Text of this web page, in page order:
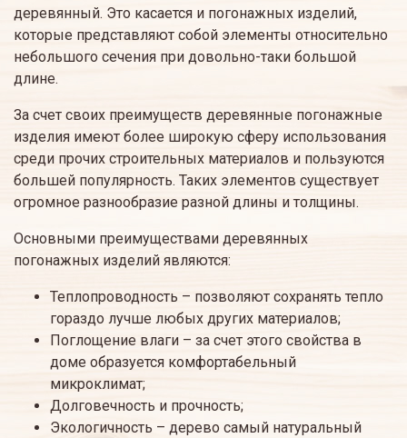
деревянный. Это касается и погонажных изделий,
которые представляют собой элементы относительно
небольшого сечения при довольно-таки большой
длине.
За счет своих преимуществ деревянные погонажные
изделия имеют более широкую сферу использования
среди прочих строительных материалов и пользуются
большей популярность. Таких элементов существует
огромное разнообразие разной длины и толщины.
Основными преимуществами деревянных
погонажных изделий являются:
Теплопроводность – позволяют сохранять тепло
гораздо лучше любых других материалов;
Поглощение влаги – за счет этого свойства в
доме образуется комфортабельный
микроклимат;
Долговечность и прочность;
Экологичность – дерево самый натуральный